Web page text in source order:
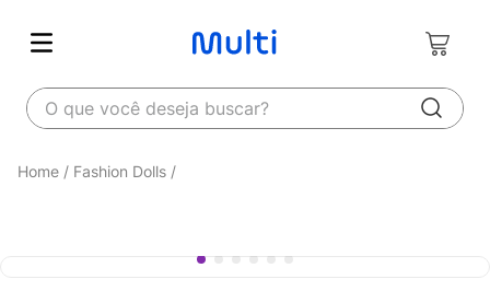
O que você deseja buscar?
Fashion Dolls